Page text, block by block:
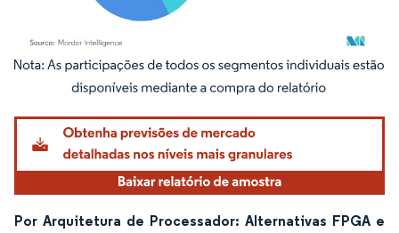
Imagem © Mordor Intelligence. O reuso requer atribuição conforme CC BY 4.0.
Por Arquitetura de Processador: Alternativas FPGA e